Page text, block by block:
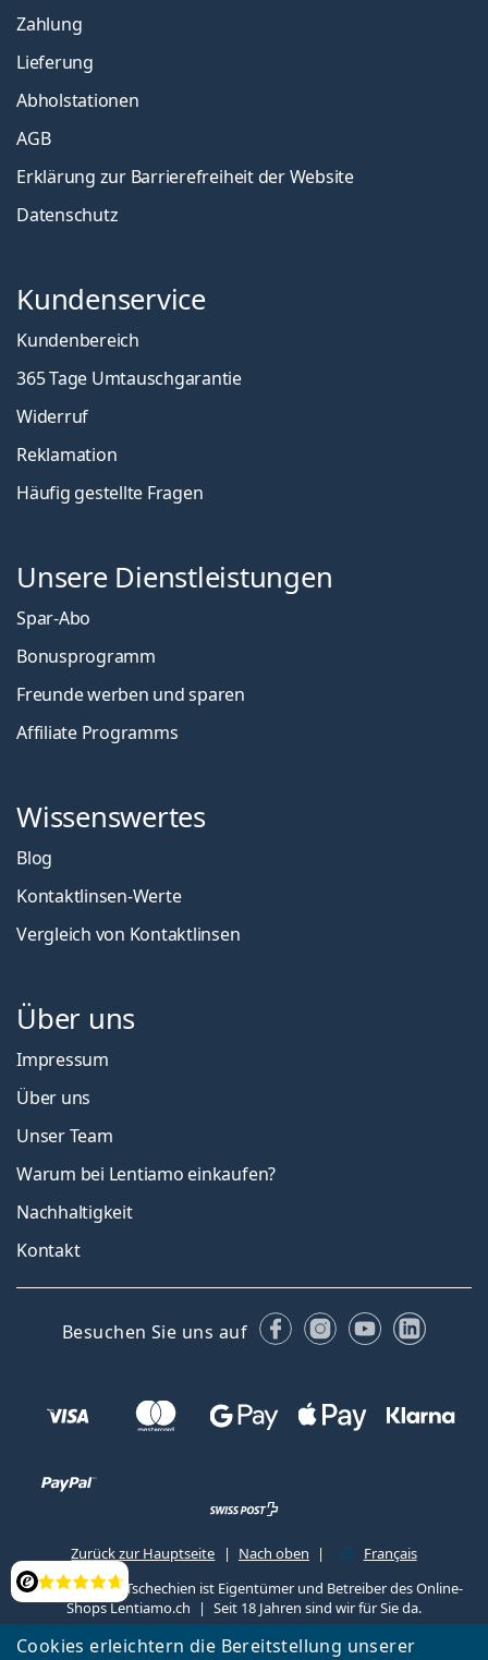
Cookies erleichtern die Bereitstellung unserer
Bewertung
Zahlung
Lieferung
Abholstationen
AGB
Erklärung zur Barrierefreiheit der Website
Datenschutz
Kundenservice
Kundenbereich
365 Tage Umtauschgarantie
Widerruf
Reklamation
Häufig gestellte Fragen
Unsere Dienstleistungen
Spar-Abo
Bonusprogramm
Freunde werben und sparen
Affiliate Programms
Wissenswertes
Blog
Kontaktlinsen-Werte
Vergleich von Kontaktlinsen
Über uns
Impressum
Über uns
Unser Team
Warum bei Lentiamo einkaufen?
Nachhaltigkeit
Kontakt
Besuchen Sie uns auf FacebookInstagram
YouTube
Zurück zur Hauptseite Nach oben
Français
Lentiamo s.r.o., Tschechien ist Eigentümer und Betreiber des Online-
Shops Lentiamo.ch
Seit 18 Jahren sind wir für Sie da.